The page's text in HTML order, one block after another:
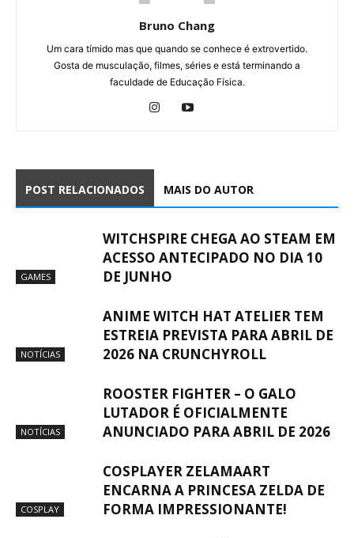
Bruno Chang
Um cara tímido mas que quando se conhece é extrovertido.
Gosta de musculação, filmes, séries e está terminando a
faculdade de Educação Física.
POST RELACIONADOS MAIS DO AUTOR
GAMES
WITCHSPIRE CHEGA AO STEAM EM
ACESSO ANTECIPADO NO DIA 10
DE JUNHO
NOTÍCIAS
ANIME WITCH HAT ATELIER TEM
ESTREIA PREVISTA PARA ABRIL DE
2026 NA CRUNCHYROLL
NOTÍCIAS
ROOSTER FIGHTER – O GALO
LUTADOR É OFICIALMENTE
ANUNCIADO PARA ABRIL DE 2026
COSPLAY
COSPLAYER ZELAMAART
ENCARNA A PRINCESA ZELDA DE
FORMA IMPRESSIONANTE!